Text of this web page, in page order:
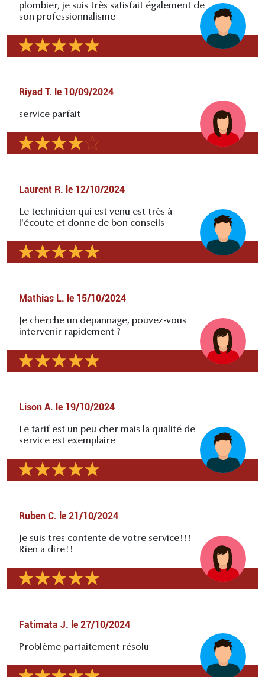
plombier, je suis très satisfait également de
son professionnalisme
Riyad T. le 10/09/2024
service parfait
Laurent R. le 12/10/2024
Le technicien qui est venu est très à
l'écoute et donne de bon conseils
Mathias L. le 15/10/2024
Je cherche un depannage, pouvez-vous
intervenir rapidement ?
Lison A. le 19/10/2024
Le tarif est un peu cher mais la qualité de
service est exemplaire
Ruben C. le 21/10/2024
Je suis tres contente de votre service!!!
Rien a dire!!
Fatimata J. le 27/10/2024
Problème parfaitement résolu